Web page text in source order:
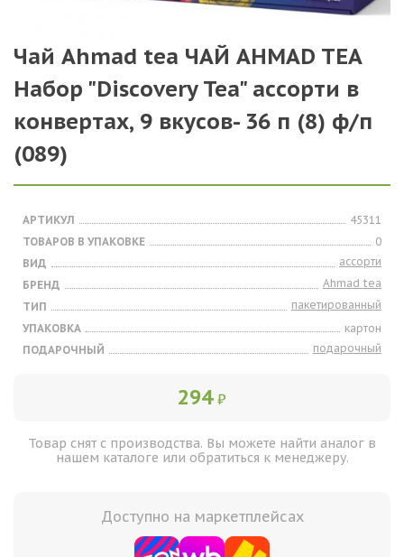
Чай Ahmad tea ЧАЙ AHMAD TEA
Набор "Discovery Tea" ассорти в
конвертах, 9 вкусов- 36 п (8) ф/п
(089)
АРТИКУЛ
45311
ТОВАРОВ В УПАКОВКЕ
0
ВИД
ассорти
БРЕНД
Ahmad tea
ТИП
пакетированный
УПАКОВКА
картон
ПОДАРОЧНЫЙ
подарочный
294 ₽
Товар снят с производства. Вы можете найти аналог в
нашем каталоге или обратиться к менеджеру.
Доступно на маркетплейсах